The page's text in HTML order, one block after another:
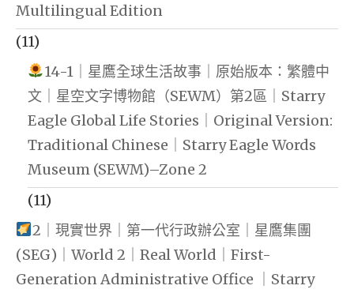
Multilingual Edition
(11)
14-1｜星鷹全球生活故事｜原始版本：繁體中
文｜星空文字博物館（SEWM）第2區｜Starry
Eagle Global Life Stories｜Original Version:
Traditional Chinese｜Starry Eagle Words
Museum (SEWM)–Zone 2
(11)
2｜現實世界｜第一代行政辦公室｜星鷹集團
(SEG)｜World 2｜Real World｜First-
Generation Administrative Office ｜Starry